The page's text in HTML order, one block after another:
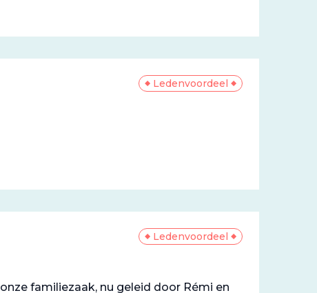
Ledenvoordeel
Ledenvoordeel
familiezaak, nu geleid door Rémi en